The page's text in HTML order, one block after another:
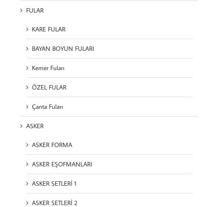
FULAR
KARE FULAR
BAYAN BOYUN FULARI
Kemer Fuları
ÖZEL FULAR
Çanta Fuları
ASKER
ASKER FORMA
ASKER EŞOFMANLARI
ASKER SETLERİ 1
ASKER SETLERİ 2